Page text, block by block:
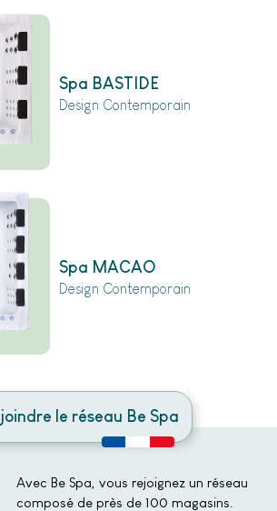
Spa BASTIDE
Design Contemporain
Spa MACAO
Design Contemporain
le réseau Be Spa
Avec Be Spa, vous rejoignez un réseau
composé de près de 100 magasins.